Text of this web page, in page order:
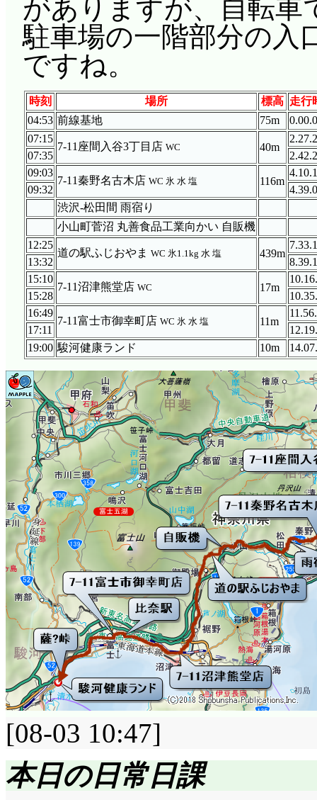
がありますが、自転車
駐車場の一階部分の入
ですね。
時刻 場所 標高 走行
04:53 前線基地 75m
07:15
7-11座間入谷3丁目店 WC 40m
07:35
09:03
7-11秦野名古木店 WC 氷 水 塩 116m
09:32
渋沢-松田間 雨宿り
小山町菅沼 丸善食品工業向かい 自販機
12:25
道の駅ふじおやま WC 氷1.1kg 水 塩 439m
13:32
15:10
7-11沼津熊堂店 WC 17m
15:28
16:49
7-11富士市御幸町店 WC 氷 水 塩 11m
17:11
19:00 駿河健康ランド 10m
[08-03 10:47]
本日の日常日課